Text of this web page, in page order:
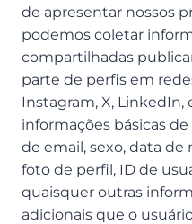
de apresentar nossos
podemos coletar
compartilhadas
parte de perfis em
Instagram, X, LinkedIn,
informações básicas
de email, sexo, data
foto de perfil, ID de
quaisquer outras
adicionais que o